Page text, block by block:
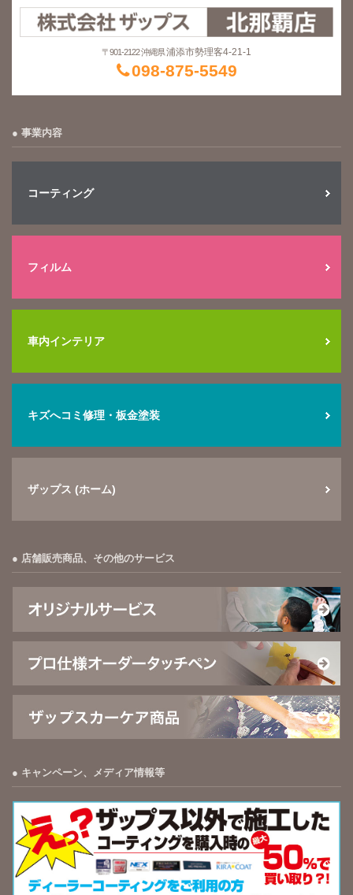
〒901-2122 沖縄県浦添市勢理客4-21-1
098-875-5549
事業内容
コーティング
フィルム
車内インテリア
キズへコミ修理・板金塗装
ザップス (ホーム)
店舗販売商品、その他のサービス
キャンペーン、メディア情報等